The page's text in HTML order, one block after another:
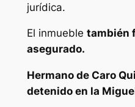
jurídica.
El inmueble también
asegurado.
Hermano de Caro
detenido en la